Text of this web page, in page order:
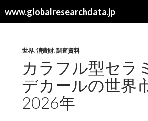
www.globalresearchdata.jp
索
世界, 消費財, 調査資料
カラフル型セラ
デカールの世界
2026年